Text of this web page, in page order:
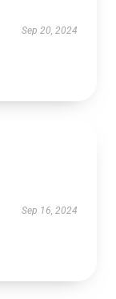
Sep 20, 2024
Sep 16, 2024